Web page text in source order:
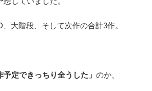
大階段、そして次作の合計3作。
予定できっちり全うした」 のか、